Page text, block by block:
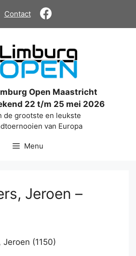
Contact
Open Maastricht
22 t/m 25 mei 2026
de grootste en leukste
van Europa
Menu
Jeroen –
Jeroen (1150)